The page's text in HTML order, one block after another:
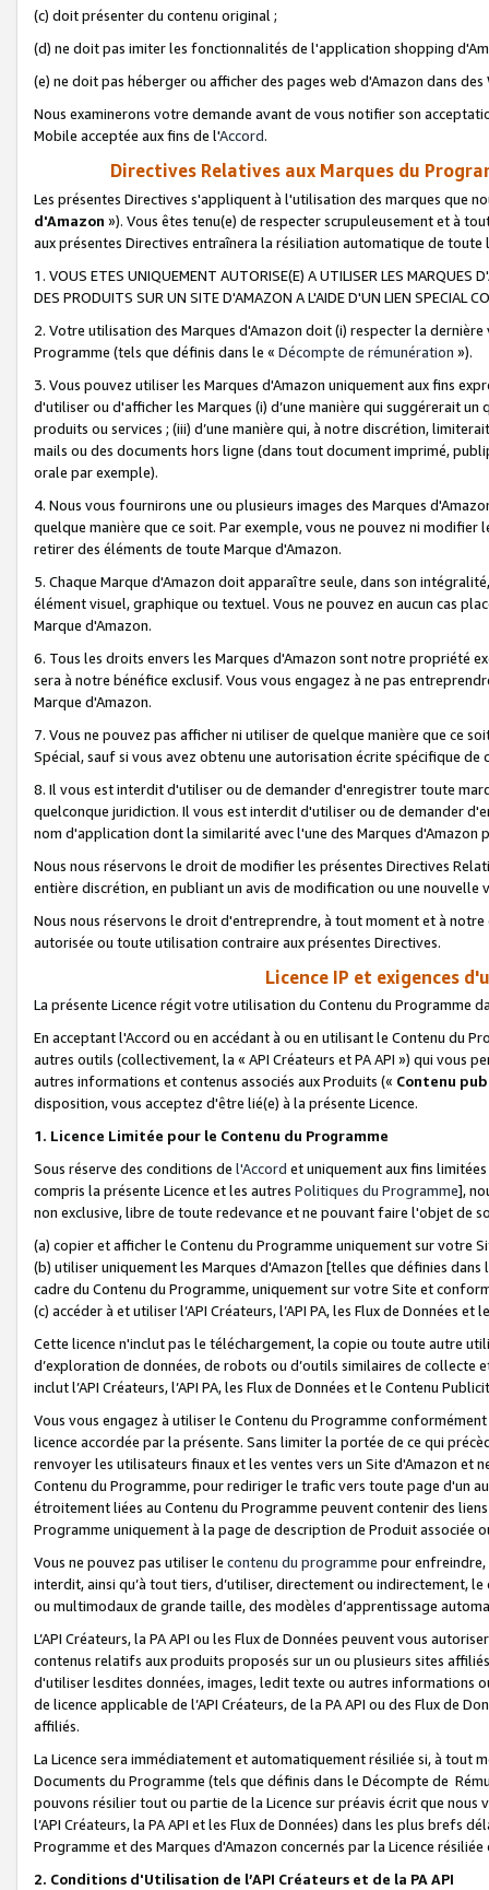
(c) doit présenter du contenu original ;
(d) ne doit pas imiter les fonctionnalités de l'application shopping
(e) ne doit pas héberger ou afficher des pages web d'Amazon dans
Nous examinerons votre demande avant de vous notifier son
Mobile acceptée aux fins de l'Accord.
Directives Relatives aux Marques du
Les présentes Directives s'appliquent à l'utilisation des marques que
d'Amazon »). Vous êtes tenu(e) de respecter scrupuleusement et à
aux présentes Directives entraînera la résiliation automatique de
1. VOUS ETES UNIQUEMENT AUTORISE(E) A UTILISER LES MARQUES
DES PRODUITS SUR UN SITE D'AMAZON A L'AIDE D'UN LIEN SPECIAL
2. Votre utilisation des Marques d'Amazon doit (i) respecter la
Programme (tels que définis dans le « Décompte de rémunération »).
3. Vous pouvez utiliser les Marques d'Amazon uniquement aux fins
d'utiliser ou d'afficher les Marques (i) d’une manière qui suggérerait
produits ou services ; (iii) d’une manière qui, à notre discrétion,
mails ou des documents hors ligne (dans tout document imprimé,
orale par exemple).
4. Nous vous fournirons une ou plusieurs images des Marques
quelque manière que ce soit. Par exemple, vous ne pouvez ni
retirer des éléments de toute Marque d'Amazon.
5. Chaque Marque d'Amazon doit apparaître seule, dans son
élément visuel, graphique ou textuel. Vous ne pouvez en aucun cas
Marque d'Amazon.
6. Tous les droits envers les Marques d'Amazon sont notre propriété
sera à notre bénéfice exclusif. Vous vous engagez à ne pas
Marque d'Amazon.
7. Vous ne pouvez pas afficher ni utiliser de quelque manière que ce
Spécial, sauf si vous avez obtenu une autorisation écrite spécifique de
8. Il vous est interdit d'utiliser ou de demander d'enregistrer toute
quelconque juridiction. Il vous est interdit d'utiliser ou de demander
nom d'application dont la similarité avec l'une des Marques
Nous nous réservons le droit de modifier les présentes Directives
entière discrétion, en publiant un avis de modification ou une nouvelle
Nous nous réservons le droit d'entreprendre, à tout moment et à
autorisée ou toute utilisation contraire aux présentes Directives.
Licence IP et exigences
La présente Licence régit votre utilisation du Contenu du Programme
En acceptant l'Accord ou en accédant à ou en utilisant le Contenu du
autres outils (collectivement, la « API Créateurs et PA API ») qui vous
autres informations et contenus associés aux Produits (« Contenu
disposition, vous acceptez d'être lié(e) à la présente Licence.
1. Licence Limitée pour le Contenu du Programme
Sous réserve des conditions de l'Accord et uniquement aux fins
compris la présente Licence et les autres Politiques du Programme],
non exclusive, libre de toute redevance et ne pouvant faire l'objet de
(a) copier et afficher le Contenu du Programme uniquement sur votre
(b) utiliser uniquement les Marques d'Amazon [telles que définies dans
cadre du Contenu du Programme, uniquement sur votre Site et
(c) accéder à et utiliser l’API Créateurs, l’API PA, les Flux de Données
Cette licence n'inclut pas le téléchargement, la copie ou toute autre
d’exploration de données, de robots ou d’outils similaires de
inclut l’API Créateurs, l’API PA, les Flux de Données et le Contenu
Vous vous engagez à utiliser le Contenu du Programme
licence accordée par la présente. Sans limiter la portée de ce qui
renvoyer les utilisateurs finaux et les ventes vers un Site d'Amazon et
Contenu du Programme, pour rediriger le trafic vers toute page d'un
étroitement liées au Contenu du Programme peuvent contenir des
Programme uniquement à la page de description de Produit associée
Vous ne pouvez pas utiliser le contenu du programme pour
interdit, ainsi qu’à tout tiers, d’utiliser, directement ou indirectement,
ou multimodaux de grande taille, des modèles d’apprentissage
L’API Créateurs, la PA API ou les Flux de Données peuvent vous
contenus relatifs aux produits proposés sur un ou plusieurs sites
d'utiliser lesdites données, images, ledit texte ou autres informations
de licence applicable de l’API Créateurs, de la PA API ou des Flux de
affiliés.
La Licence sera immédiatement et automatiquement résiliée si, à
Documents du Programme (tels que définis dans le Décompte de
pouvons résilier tout ou partie de la Licence sur préavis écrit que
l’API Créateurs, la PA API et les Flux de Données) dans les plus
Programme et des Marques d'Amazon concernés par la Licence
2. Conditions d'Utilisation de l’API Créateurs et de la PA API